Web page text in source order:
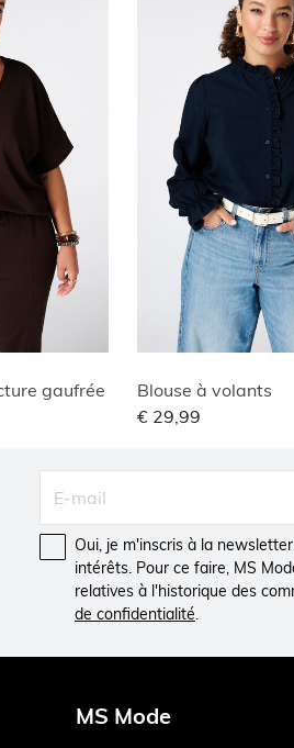
gaufrée
Blouse à volants
€ 29,99
Oui, je m'inscris à la
intérêts. Pour ce faire, MS
relatives à l'historique des
de confidentialité.
MS Mode